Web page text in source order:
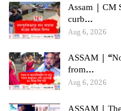
Assam | CM
curb…
Aug 6, 2026
ASSAM |
from…
Aug 6, 2026